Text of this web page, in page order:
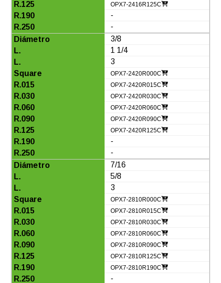
OPX7-2416R125C
-
-
3/8
1 1/4
3
OPX7-2420R000C
OPX7-2420R015C
OPX7-2420R030C
OPX7-2420R060C
OPX7-2420R090C
OPX7-2420R125C
-
-
7/16
5/8
3
OPX7-2810R000C
OPX7-2810R015C
OPX7-2810R030C
OPX7-2810R060C
OPX7-2810R090C
OPX7-2810R125C
OPX7-2810R190C
-